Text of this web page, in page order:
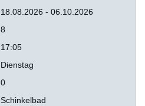
18.08.2026 - 06.10.2026
8
17:05
Dienstag
0
Schinkelbad